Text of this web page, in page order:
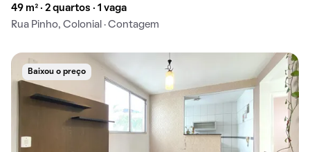
49 m² · 2 quartos · 1 vaga
Rua Pinho, Colonial · Contagem
Baixou o preço